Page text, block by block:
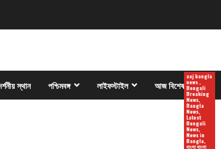
স্থান পশ্চিমবঙ্গ লাইফস্টাইল আজ বিশেষ
aaj bangla
news ,
Bengali
Breaking
News,
Bangla
News,
Latest
Bengali
News,
News in
Bangla,
বাংলা বাংলা